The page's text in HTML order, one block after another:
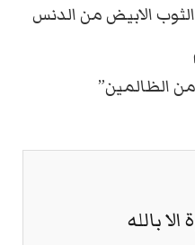
الابيض من الدنس
من الظالمين”
الا بالله